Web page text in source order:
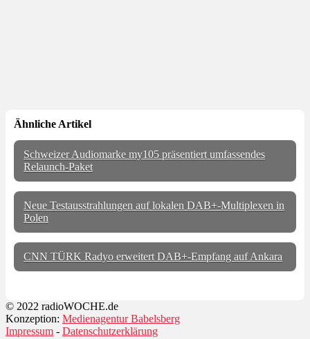
Ähnliche Artikel
Schweizer Audiomarke my105 präsentiert umfassendes
Relaunch-Paket
Neue Testausstrahlungen auf lokalen DAB+-Multiplexen in
Polen
CNN TÜRK Radyo erweitert DAB+-Empfang auf Ankara
© 2022 radioWOCHE.de
Konzeption: Medienagentur Babelsberg
Impressum - Datenschutzerklärung